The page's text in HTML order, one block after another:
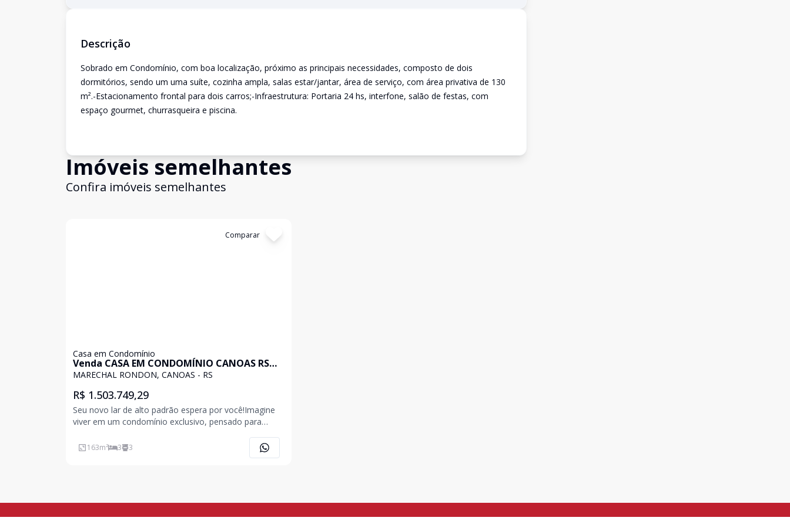
Descrição
Sobrado em Condomínio, com boa localização, próximo as principais necessidades, composto de dois
dormitórios, sendo um uma suíte, cozinha ampla, salas estar/jantar, área de serviço, com área privativa de 130
m².-Estacionamento frontal para dois carros;-Infraestrutura: Portaria 24 hs, interfone, salão de festas, com
espaço gourmet, churrasqueira e piscina.
Imóveis semelhantes
Confira imóveis semelhantes
Comparar
Casa em Condomínio
Venda CASA EM CONDOMÍNIO CANOAS RS
Brasil
MARECHAL RONDON, CANOAS - RS
R$ 1.503.749,29
Seu novo lar de alto padrão espera por você!Imagine
viver em um condomínio exclusivo, pensado para
praticidade. Apresentamos um belíssimo sobrado com
3 dormitórios, sendo uma suíte, perfeito para quem
163m² 3 3